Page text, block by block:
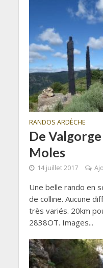
RANDOS ARDÈCHE
De
Moles
14 juillet 2017
Une belle rando en
de colline. Aucune
très variés. 20km
2838OT. Images...